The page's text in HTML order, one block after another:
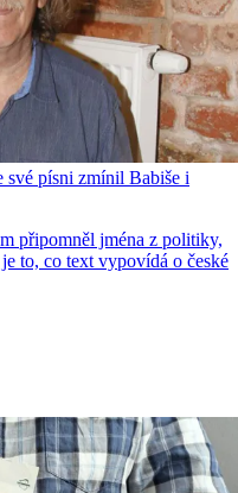
své písni zmínil Babiše i
připomněl jména z politiky,
to, co text vypovídá o české